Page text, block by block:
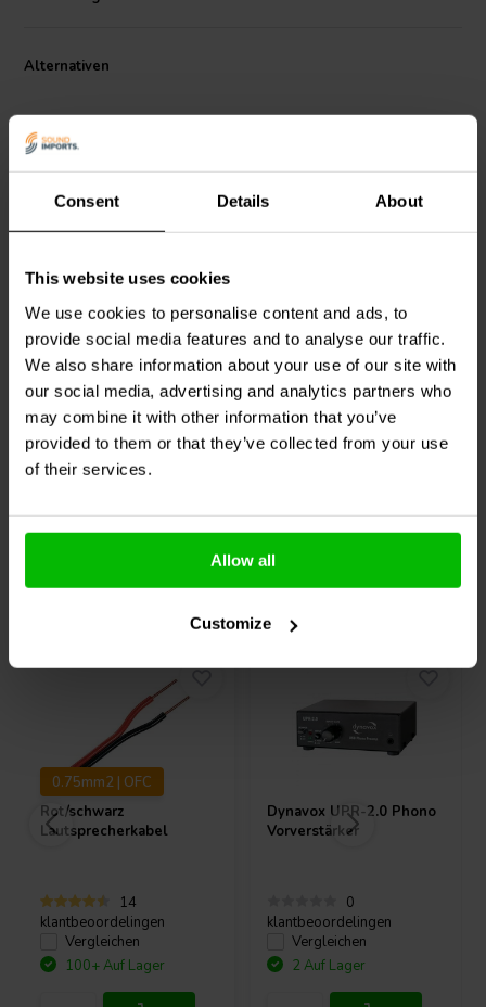
Consent Details About
This website uses cookies
We use cookies to personalise content and ads, to
provide social media features and to analyse our traffic.
We also share information about your use of our site with
our social media, advertising and analytics partners who
may combine it with other information that you’ve
provided to them or that they’ve collected from your use
of their services.
Allow all
Customize
Ein grundlegender Leitfaden zur Erzeugung unsichtbarer
Bist du neugierig, wie man mit Excitern unsichtbaren Klang erzeugt?
In diesem Blog
Erfahrung und 10 international rezensierten Veröffentlichungen, sein
Optimierung der Klangqualität. Eine unentbehrliche Ressource für
den passionierten Audio-DIY.
Alternativen
Exciter
2
klantbeoordelingen
Vergleichen
10+ Auf Lager
Exciter
0
klantbeoordelingen
Vergleichen
4 Auf Lager
Andere Kunden kauften auch
0.75mm2 | OFC
Rot/schwarz
Lautsprecherkabel
14
klantbeoordelingen
Vergleichen
100+ Auf Lager
Dynavox UPR-2.0 Phono
Vorverstärker
0
klantbeoordelingen
Vergleichen
2 Auf Lager